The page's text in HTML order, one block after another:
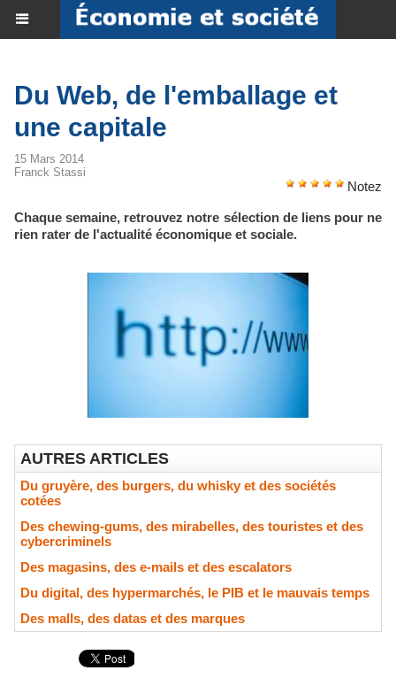
Du Web, de l'emballage et
une capitale
15 Mars 2014
Franck Stassi
Notez
Chaque semaine, retrouvez notre sélection de liens pour ne
rien rater de l'actualité économique et sociale.
AUTRES ARTICLES
Du gruyère, des burgers, du whisky et des sociétés
cotées
Des chewing-gums, des mirabelles, des touristes et des
cybercriminels
Des magasins, des e-mails et des escalators
Du digital, des hypermarchés, le PIB et le mauvais temps
Des malls, des datas et des marques